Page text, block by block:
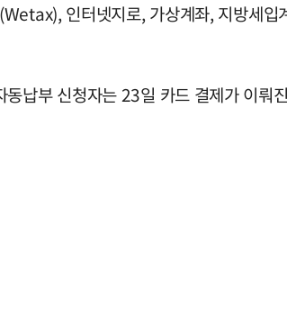
인터넷지로, 가상계좌, 지방세
납부 신청자는 23일 카드 결제가 이뤄